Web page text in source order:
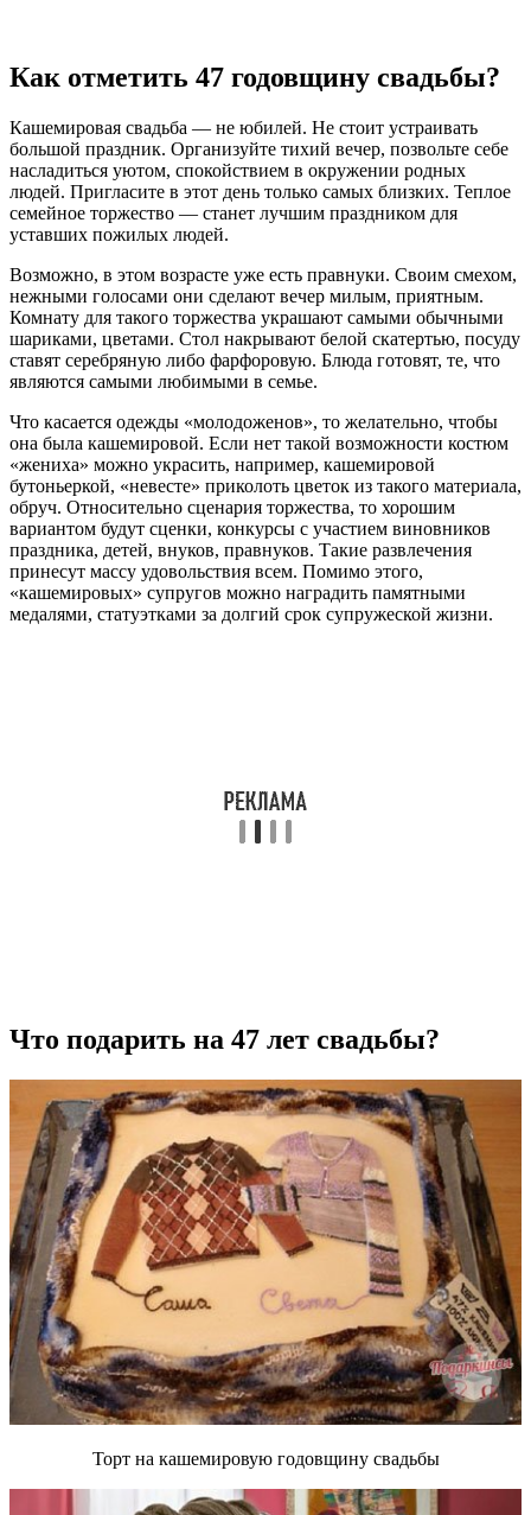
Как отметить 47 годовщину свадьбы?
Кашемировая свадьба — не юбилей. Не стоит устраивать
большой праздник. Организуйте тихий вечер, позвольте себе
насладиться уютом, спокойствием в окружении родных
людей. Пригласите в этот день только самых близких. Теплое
семейное торжество — станет лучшим праздником для
уставших пожилых людей.
Возможно, в этом возрасте уже есть правнуки. Своим смехом,
нежными голосами они сделают вечер милым, приятным.
Комнату для такого торжества украшают самыми обычными
шариками, цветами. Стол накрывают белой скатертью, посуду
ставят серебряную либо фарфоровую. Блюда готовят, те, что
являются самыми любимыми в семье.
Что касается одежды «молодоженов», то желательно, чтобы
она была кашемировой. Если нет такой возможности костюм
«жениха» можно украсить, например, кашемировой
бутоньеркой, «невесте» приколоть цветок из такого материала,
обруч. Относительно сценария торжества, то хорошим
вариантом будут сценки, конкурсы с участием виновников
праздника, детей, внуков, правнуков. Такие развлечения
принесут массу удовольствия всем. Помимо этого,
«кашемировых» супругов можно наградить памятными
медалями, статуэтками за долгий срок супружеской жизни.
Что подарить на 47 лет свадьбы?
Торт на кашемировую годовщину свадьбы